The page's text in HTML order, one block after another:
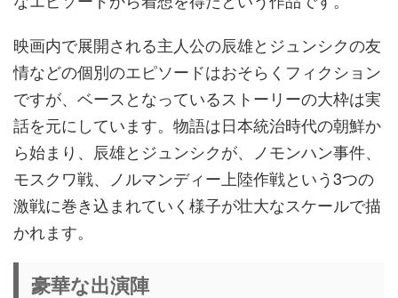
映画内で展開される主人公の辰雄とジュンシクの友
情などの個別のエピソードはおそらくフィクション
ですが、ベースとなっているストーリーの大枠は実
話を元にしています。物語は日本統治時代の朝鮮か
ら始まり、辰雄とジュンシクが、ノモンハン事件、
モスクワ戦、ノルマンディー上陸作戦という3つの
激戦に巻き込まれていく様子が壮大なスケールで描
かれます。
豪華な出演陣